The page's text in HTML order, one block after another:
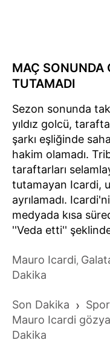
MAÇ SONUNDA
TUTAMADI
Sezon sonunda
yıldız golcü,
şarkı eşliğinde
hakim olamadı.
taraftarları
tutamayan Icardi,
ayrılamadı.
medyada kısa
''Veda etti''
Mauro Icardi,
Dakika
Son Dakika › Spor
Mauro Icardi
Dakika